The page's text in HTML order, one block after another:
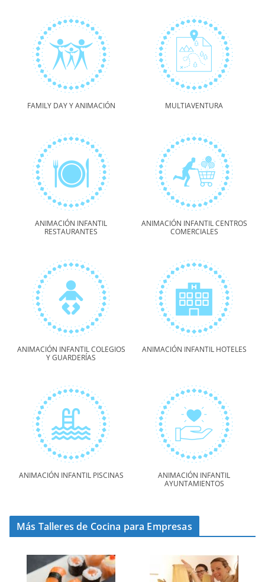
FAMILY DAY Y ANIMACIÓN MULTIAVENTURA
ANIMACIÓN INFANTIL
RESTAURANTES
ANIMACIÓN INFANTIL CENTROS
COMERCIALES
ANIMACIÓN INFANTIL COLEGIOS
Y GUARDERÍAS
ANIMACIÓN INFANTIL HOTELES
ANIMACIÓN INFANTIL PISCINAS
ANIMACIÓN INFANTIL
AYUNTAMIENTOS
Más Talleres de Cocina para Empresas